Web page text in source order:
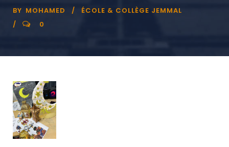
BY MOHAMED
ÉCOLE & COLLÈGE JEMMAL
0